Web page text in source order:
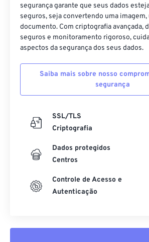
segurança garante que seus dados
seguros, seja convertendo uma imagem,
documento. Com criptografia avançada,
seguros e monitoramento rigoroso,
aspectos da segurança dos seus dados.
Saiba mais sobre nosso
segurança
SSL/TLS
Criptografia
Dados protegidos
Centros
Controle de Acesso e
Autenticação